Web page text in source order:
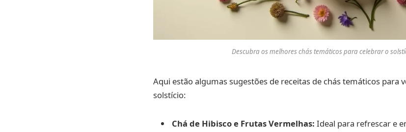
Descubra os melhores chás temáticos para celebrar o
Aqui estão algumas sugestões de receitas de chás temáticos para
solstício:
Chá de Hibisco e Frutas Vermelhas: Ideal para refrescar e